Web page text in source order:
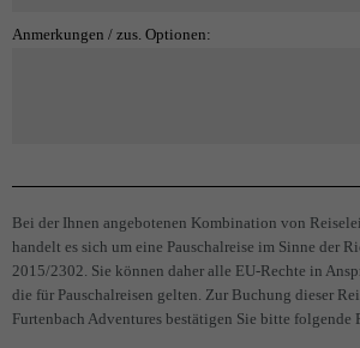
Anmerkungen / zus. Optionen:
Bei der Ihnen angebotenen Kombination von
handelt es sich um eine Pauschalreise im Sinne der
2015/2302. Sie können daher alle EU-Rechte in
die für Pauschalreisen gelten. Zur Buchung dieser
Furtenbach Adventures bestätigen Sie bitte folgende